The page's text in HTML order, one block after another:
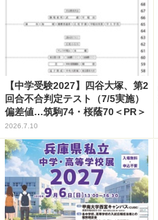
【中学受験2027】四谷大塚、第2
回合不合判定テスト（7/5実施）
偏差値…筑駒74・桜蔭70＜PR＞
2026.7.10